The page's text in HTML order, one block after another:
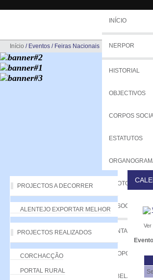
INÍCIO
NERPOR
HISTORIAL
OBJECTIVOS
CORPOS
ESTATUTOS
PROTOCOLOS
ASSOCIADOS
VANTAGENS
PROPOSTA
TABELA DE
Início / Eventos / Feiras Nacionais
PROJECTOS A DECORRER
ALENTEJO EXPORTAR MELHOR
PROJECTOS REALIZADOS
CORCHACÇÃO
PORTAL RURAL
Ver